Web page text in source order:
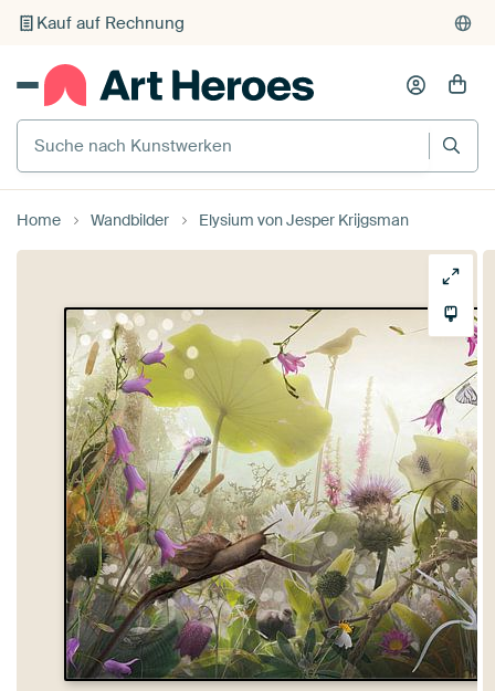
Kauf auf Rechnung
Individueller Druck auf Bestellung
Suche nach Kunstwerken
Home Wandbilder Elysium von Jesper Krijgsman